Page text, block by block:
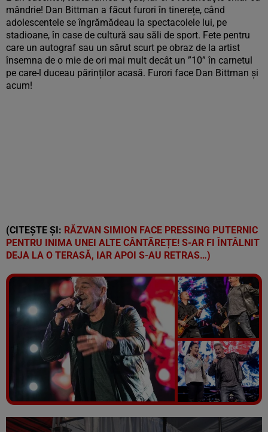
mândrie! Dan Bittman a făcut furori în tinerețe, când
adolescentele se îngrămădeau la spectacolele lui, pe
stadioane, în case de cultură sau săli de sport. Fete pentru
care un autograf sau un sărut scurt pe obraz de la artist
însemna de o mie de ori mai mult decât un ”10” în carnetul
pe care-l duceau părinților acasă. Furori face Dan Bittman și
acum!
(CITEȘTE ȘI: RĂZVAN SIMION FACE PRESSING PUTERNIC
PENTRU INIMA UNEI ALTE CÂNTĂREȚE! S-AR FI ÎNTÂLNIT
DEJA LA O TERASĂ, IAR APOI S-AU RETRAS…)
Vezi galeria foto
12 poze